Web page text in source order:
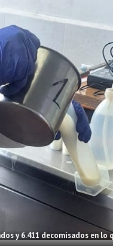
y 6.411 decomisados en lo